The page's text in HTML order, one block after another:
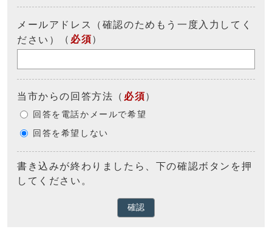
メールアドレス（確認のためもう一度入力してく
ださい）
（ 必須）
当市からの回答方法 （ 必須）
回答を電話かメールで希望
回答を希望しない
書き込みが終わりましたら、下の確認ボタンを押
してください。
確認